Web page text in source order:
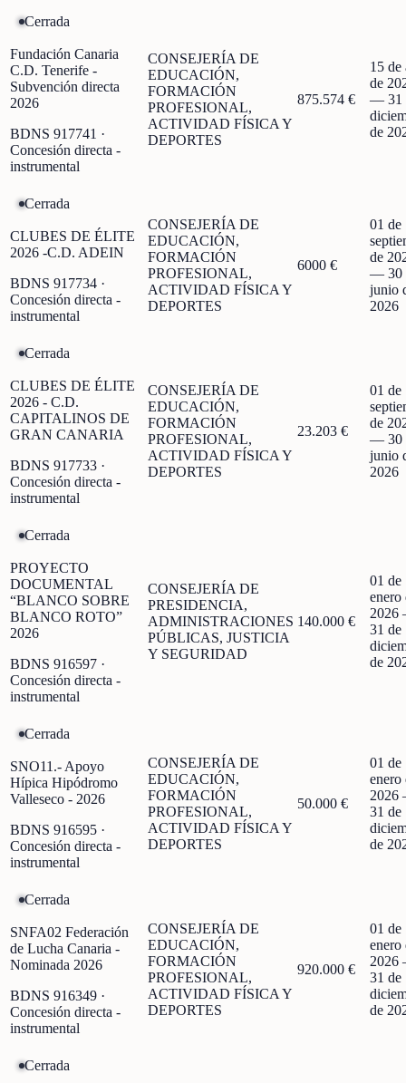
Cerrada
Fundación Canaria
C.D. Tenerife -
Subvención directa
2026
BDNS 917741 ·
Concesión directa -
instrumental
CONSEJERÍA DE
EDUCACIÓN,
FORMACIÓN
PROFESIONAL,
ACTIVIDAD FÍSICA Y
DEPORTES
875.574 €
15 de
de
— 31
de
Cerrada
CLUBES DE ÉLITE
2026 -C.D. ADEIN
BDNS 917734 ·
Concesión directa -
instrumental
CONSEJERÍA DE
EDUCACIÓN,
FORMACIÓN
PROFESIONAL,
ACTIVIDAD FÍSICA Y
DEPORTES
6000 €
01 de
de
— 30
junio
2026
Cerrada
CLUBES DE ÉLITE
2026 - C.D.
CAPITALINOS DE
GRAN CANARIA
BDNS 917733 ·
Concesión directa -
instrumental
CONSEJERÍA DE
EDUCACIÓN,
FORMACIÓN
PROFESIONAL,
ACTIVIDAD FÍSICA Y
DEPORTES
23.203 €
01 de
de
— 30
junio
2026
Cerrada
PROYECTO
DOCUMENTAL
“BLANCO SOBRE
BLANCO ROTO”
2026
BDNS 916597 ·
Concesión directa -
instrumental
CONSEJERÍA DE
PRESIDENCIA,
ADMINISTRACIONES
PÚBLICAS, JUSTICIA
Y SEGURIDAD
140.000 €
01 de
enero
2026
31 de
de
Cerrada
SNO11.- Apoyo
Hípica Hipódromo
Valleseco - 2026
BDNS 916595 ·
Concesión directa -
instrumental
CONSEJERÍA DE
EDUCACIÓN,
FORMACIÓN
PROFESIONAL,
ACTIVIDAD FÍSICA Y
DEPORTES
50.000 €
01 de
enero
2026
31 de
de
Cerrada
SNFA02 Federación
de Lucha Canaria -
Nominada 2026
BDNS 916349 ·
Concesión directa -
instrumental
CONSEJERÍA DE
EDUCACIÓN,
FORMACIÓN
PROFESIONAL,
ACTIVIDAD FÍSICA Y
DEPORTES
920.000 €
01 de
enero
2026
31 de
de
Cerrada